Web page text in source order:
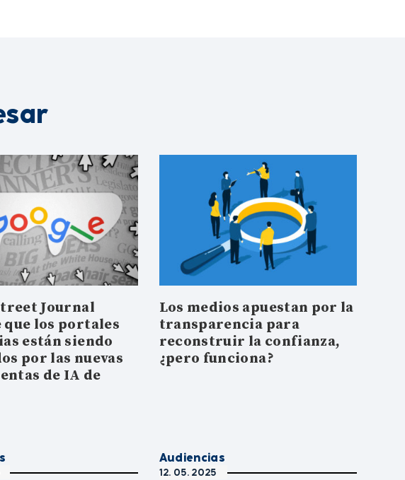
Journal
los portales
están siendo
por las nuevas
de IA de
Los medios apuestan por la
transparencia para
reconstruir la confianza,
¿pero funciona?
Audiencias
12. 05. 2025